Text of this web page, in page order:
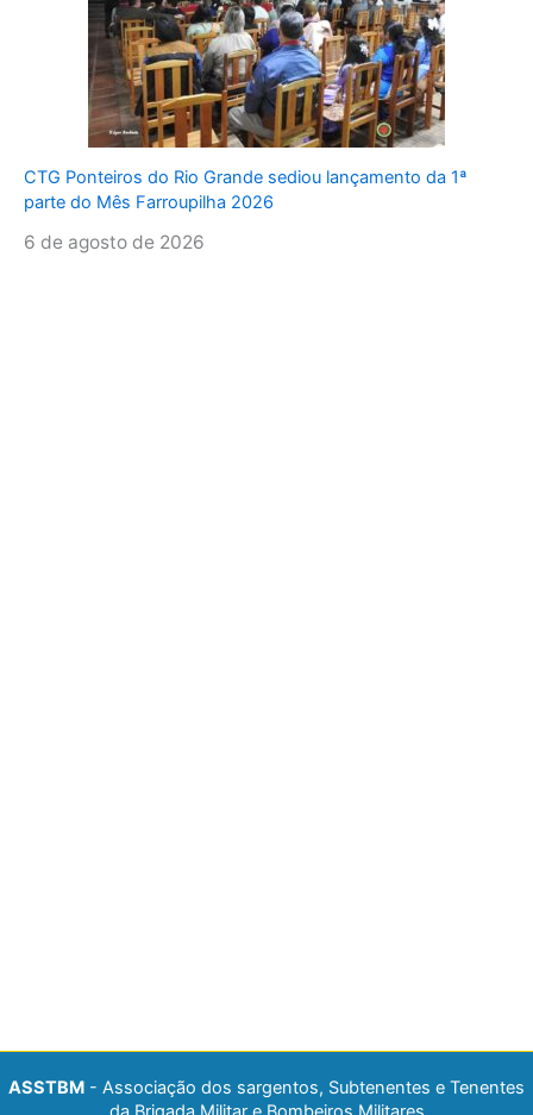
CTG Ponteiros do Rio Grande sediou lançamento da 1ª
parte do Mês Farroupilha 2026
6 de agosto de 2026
ASSTBM - Associação dos sargentos, Subtenentes e Tenentes